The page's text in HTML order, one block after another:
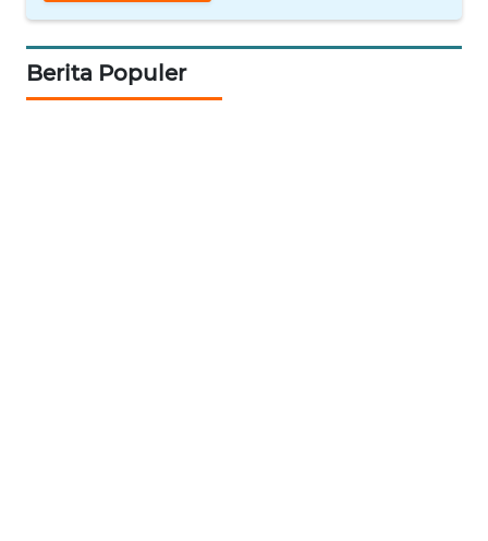
Berita Populer
WN
JATENG
WN